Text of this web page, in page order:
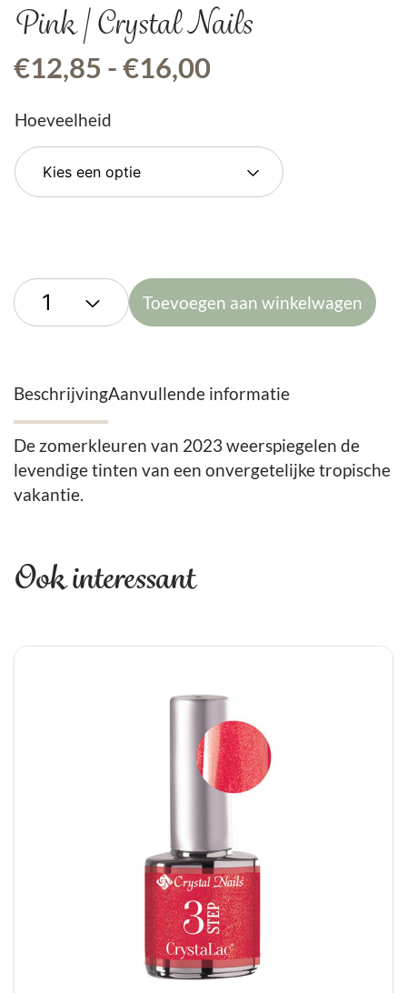
Pink | Crystal Nails
€12,85 -€16,00Prijsklasse:
€16,00
Hoeveelheid
Toevoegen aan winkelwagen
BeschrijvingAanvullende informatie
De zomerkleuren van 2023 weerspiegelen de
levendige tinten van een onvergetelijke tropische
vakantie.
Ook interessant